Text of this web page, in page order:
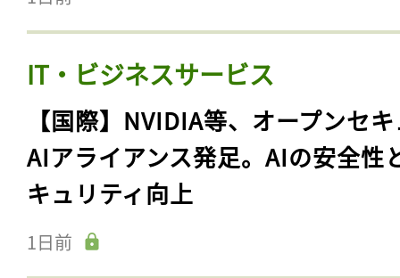
IT・ビジネスサービス
【国際】NVIDIA等、オープンセ
AIアライアンス発足。AIの安全性
キュリティ向上
1日前